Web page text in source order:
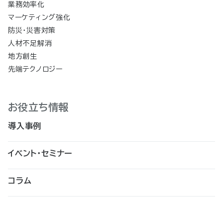
業務効率化
マーケティング強化
防災・災害対策
人材不足解消
地方創生
先端テクノロジー
お役立ち情報
導入事例
イベント・セミナー
コラム